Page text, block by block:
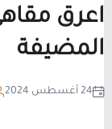
اعرق
المضيفة
24 أغسطس 2024